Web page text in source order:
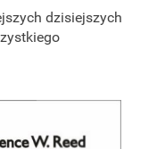
dzisiejszych